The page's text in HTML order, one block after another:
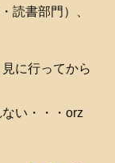
読書部門）、
に行ってから
い・・・orz